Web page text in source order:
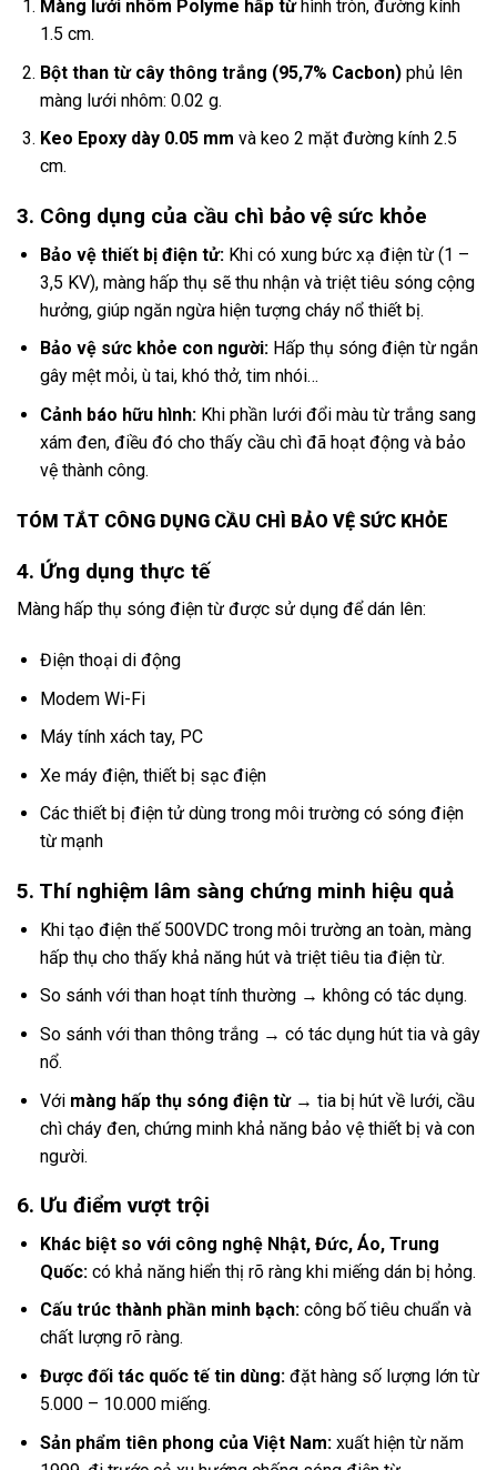
Màng lưới nhôm Polyme hấp từhình tròn, đường kính
1.5 cm.
Bột than từ cây thông trắng (95,7% Cacbon)phủ lên
màng lưới nhôm: 0.02 g.
Keo Epoxy dày 0.05 mm và keo 2 mặt đường kính 2.5
cm.
3. Công dụng của cầu chì bảo vệ sức khỏe
Bảo vệ thiết bị điện tử:Khi có xung bức xạ điện từ (1 –
3,5 KV), màng hấp thụ sẽ thu nhận và triệt tiêu sóng cộng
hưởng, giúp ngăn ngừa hiện tượng cháy nổ thiết bị.
Bảo vệ sức khỏe con người:Hấp thụ sóng điện từ ngắn
gây mệt mỏi, ù tai, khó thở, tim nhói…
Cảnh báo hữu hình:Khi phần lưới đổi màu từ trắng sang
xám đen, điều đó cho thấy cầu chì đã hoạt động và bảo
vệ thành công.
TÓM TẮT CÔNG DỤNG CẦU CHÌ BẢO VỆ SỨC KHỎE
4. Ứng dụng thực tế
Màng hấp thụ sóng điện từ được sử dụng để dán lên:
Điện thoại di động
Modem Wi-Fi
Máy tính xách tay, PC
Xe máy điện, thiết bị sạc điện
Các thiết bị điện tử dùng trong môi trường có sóng điện
từ mạnh
5. Thí nghiệm lâm sàng chứng minh hiệu quả
Khi tạo điện thế 500VDC trong môi trường an toàn, màng
hấp thụ cho thấy khả năng hút và triệt tiêu tia điện từ.
So sánh với than hoạt tính thường → không có tác dụng.
So sánh với than thông trắng → có tác dụng hút tia và gây
nổ.
Với màng hấp thụ sóng điện từ→ tia bị hút về lưới, cầu
chì cháy đen, chứng minh khả năng bảo vệ thiết bị và con
người.
6. Ưu điểm vượt trội
Khác biệt so với công nghệ Nhật, Đức, Áo, Trung
Quốc:có khả năng hiển thị rõ ràng khi miếng dán bị hỏng.
Cấu trúc thành phần minh bạch:công bố tiêu chuẩn và
chất lượng rõ ràng.
Được đối tác quốc tế tin dùng:đặt hàng số lượng lớn từ
5.000 – 10.000 miếng.
Sản phẩm tiên phong của Việt Nam:xuất hiện từ năm